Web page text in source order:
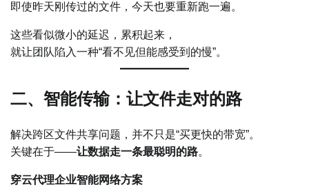
即使昨天刚传过的文件，今天也要重新跑一遍。
这些看似微小的延迟，累积起来，
就让团队陷入一种“看不见但能感受到的慢”。
二、智能传输：让文件走对的路
解决跨区文件共享问题，并不只是“买更快的带宽”。
关键在于——让数据走一条最聪明的路。
穿云代理企业智能网络方案